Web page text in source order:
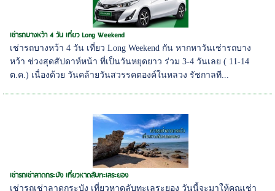
เช่ารถบางหว้า 4 วัน เที่ยว Long Weekend
เช่ารถบางหว้า 4 วัน เที่ยว Long Weekend กัน หากหาวันเช่ารถบาง
หว้า ช่วงสุดสัปดาห์หน้า ที่เป็นวันหยุดยาว ร่วม 3-4 วันเลย ( 11-14
ต.ค.) เนื่องด้วย วันคล้ายวันสวรรคตองค์ในหลวง รัชกาลที...
เช่ารถเช่าลาดกระบัง เที่ยวหาดลับทะเลระยอง
เช่ารถเช่าลาดกระบัง เที่ยวหาดลับทะเลระยอง วันนี้จะมาให้คุณเช่า